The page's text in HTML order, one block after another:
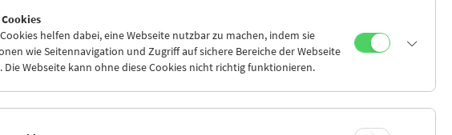
Bestellung zum Direktor erfolgte einstimmig auf Vorschlag einer
international besetzten Findungskommission bereits im November 2016.
der 1990er Jahre als freiberuflicher Autor, Kurator, Mediengestalter und Forscher
er ab 2004 die Vermittlungs- und Forschungsabteilung des Österreichischen
auf und betreute darüber hinaus verschiedene Spezialprojekte und
des Hauses als Kurator und Herausgeber. Nach fünf Jahren als Geschäftsführer
Film and Sound Archive (NFSA) in Australien kehrte er in seine Heimatstadt
helfen dabei, eine Webseite nutzbar zu machen, indem sie
wie Seitennavigation und Zugriff auf sichere Bereiche der Webseite
Die Webseite kann ohne diese Cookies nicht richtig funktionieren.